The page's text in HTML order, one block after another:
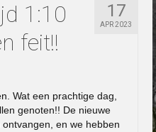
17
APR 2023
1:10
feit!!
Wat een prachtige dag,
genoten!! De nieuwe
en we hebben